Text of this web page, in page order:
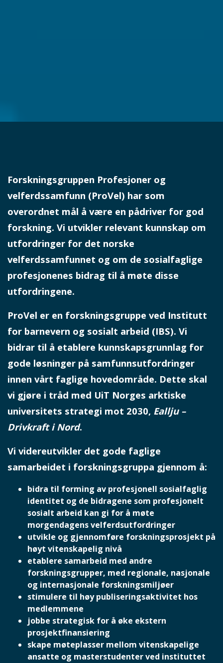
Forskningsgruppen Profesjoner og
velferdssamfunn (ProVel) har som
overordnet mål å være en pådriver for god
forskning. Vi utvikler relevant kunnskap om
utfordringer for det norske
velferdssamfunnet og om de sosialfaglige
profesjonenes bidrag til å møte disse
utfordringene.
ProVel er en forskningsgruppe ved Institutt
for barnevern og sosialt arbeid (IBS). Vi
bidrar til å etablere kunnskapsgrunnlag for
gode løsninger på samfunnsutfordringer
innen vårt faglige hovedområde. Dette skal
vi gjøre i tråd med UiT Norges arktiske
universitets strategi mot 2030, Eallju –
Drivkraft i Nord.
Vi videreutvikler det gode faglige
samarbeidet i forskningsgruppa gjennom å:
bidra til forming av profesjonell sosialfaglig
identitet og de bidragene som profesjonelt
sosialt arbeid kan gi for å møte
morgendagens velferdsutfordringer
utvikle og gjennomføre forskningsprosjekt på
høyt vitenskapelig nivå
etablere samarbeid med andre
forskningsgrupper, med regionale, nasjonale
og internasjonale forskningsmiljøer
stimulere til høy publiseringsaktivitet hos
medlemmene
jobbe strategisk for å øke ekstern
prosjektfinansiering
skape møteplasser mellom vitenskapelige
ansatte og masterstudenter ved instituttet